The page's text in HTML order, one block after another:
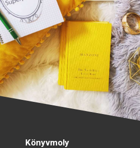
Könyvmoly